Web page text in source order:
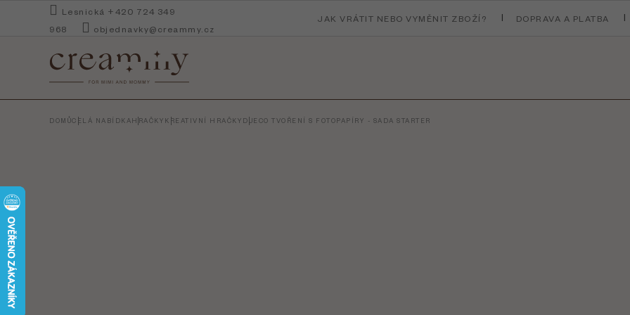
Lesnická +420 724 349
968
objednavky@creammy.cz
JAK VRÁTIT NEBO VYMĚNIT ZBOŽÍ? DOPRAVA A PLATBA
DOMŮCELÁ NABÍDKAHRAČKY KREATIVNÍ HRAČKY DJECO TVOŘENÍ S FOTOPAPÍRY - SADA STARTER